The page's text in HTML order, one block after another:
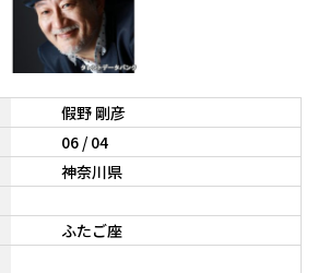
假野 剛彦
06 / 04
神奈川県
ふたご座